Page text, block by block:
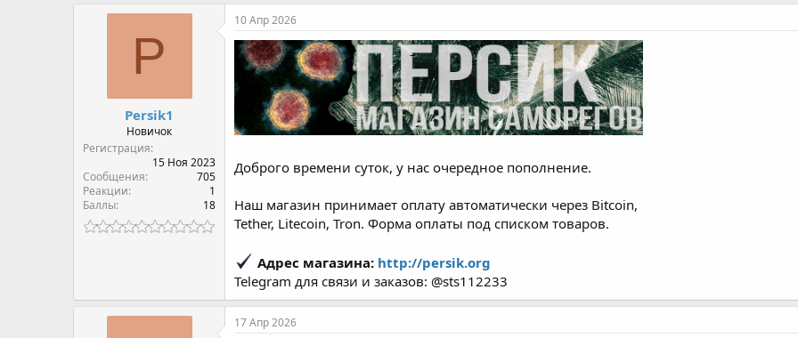
P
Persik1
Новичок
Регистрация
15 Ноя 2023
Сообщения
705
Реакции
1
Баллы
18
10 Апр 2026
Доброго времени суток, у нас очередное пополнение.
Наш магазин принимает оплату автоматически через Bitcoin,
Tether, Litecoin, Tron. Форма оплаты под списком товаров.
Адрес магазина: http://persik.org
Telegram для связи и заказов: @sts112233
17 Апр 2026